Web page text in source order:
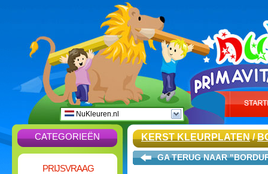
NuKleuren.nl
CATEGORIEËN
PRIJSVRAAG
KERST KLEURPLATEN/
GA TERUG NAAR